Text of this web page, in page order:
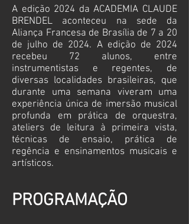
A edição 2024 da ACADEMIA CLAUDE
BRENDEL aconteceu na sede da
Aliança Francesa de Brasília de 7 a 20
de julho de 2024. A edição de 2024
recebeu 72 alunos, entre
instrumentistas e regentes, de
diversas localidades brasileiras, que
durante uma semana viveram uma
experiência única de imersão musical
profunda em prática de orquestra,
ateliers de leitura à primeira vista,
técnicas de ensaio, prática de
regência e ensinamentos musicais e
artísticos.​
PROGRAMAÇÃO